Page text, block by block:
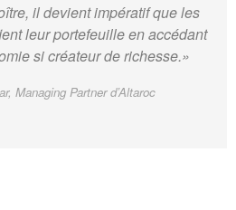
il devient impératif que les
leur portefeuille en accédant
si créateur de richesse.»
Managing Partner d’Altaroc